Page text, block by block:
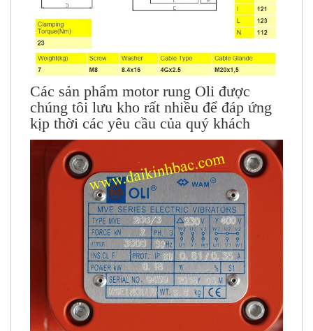
Các sản phẩm motor rung Oli được
chúng tôi lưu kho rất nhiều để đáp ứng
kịp thời các yêu cầu của quý khách